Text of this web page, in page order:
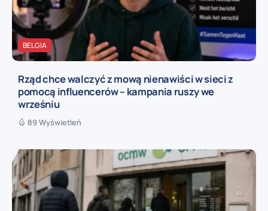
BELGIA
Rząd chce walczyć z mową nienawiści w sieci z
pomocą influencerów – kampania ruszy we
wrześniu
89 Wyświetleń